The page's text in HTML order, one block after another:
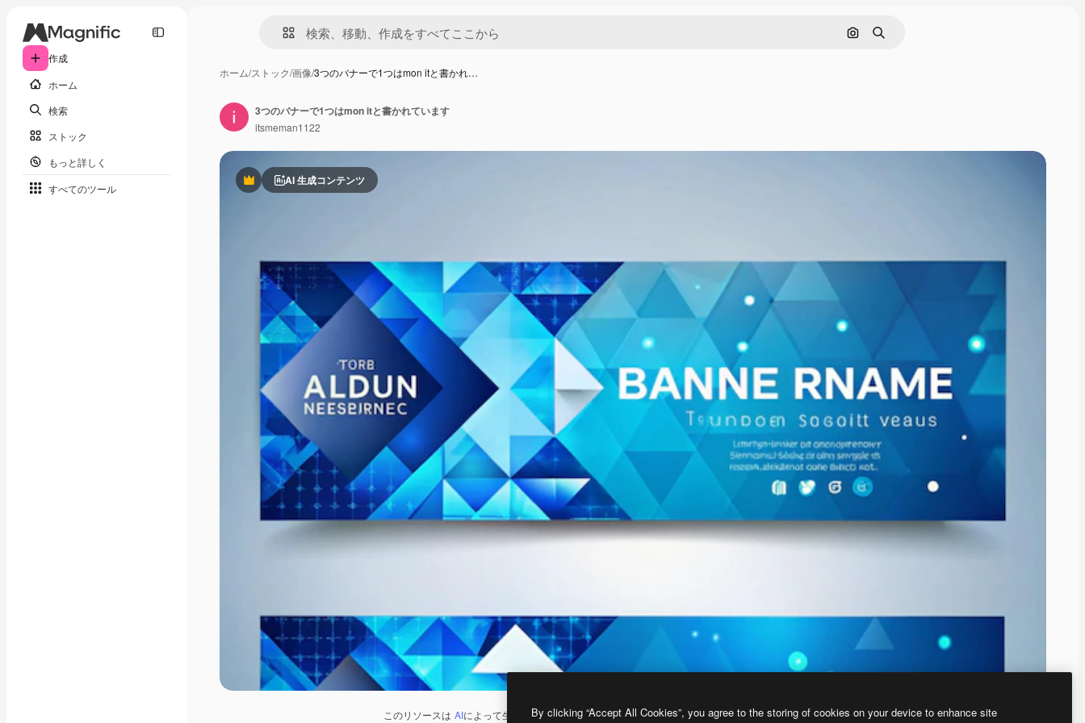
作成
ホーム
検索
ストック
もっと詳しく
すべてのツール
画像で検索
検索
ホーム/ストック/画像/3つのバナーで1つはmon itと書かれ…
PremiumAI 生成コンテンツ
このリソースは AIによって生成されたものです。 AI画像生成ツールを使うと、あなた独自の画像を作成できます。
3つのバナーで1つはmon itと書かれています
itsmeman1122
By clicking “Accept All Cookies”, you agree to the storing of cookies on your device to enhance site